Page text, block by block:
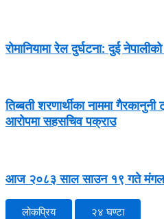
रोमानियामा रेल दुर्घटना: दुई
तिब्बती शरणार्थीका नाममा
आरोपमा सहसचिव पक्राउ
आज २०८३ साल साउन १९ गते
लोकप्रिय २४ घण्टा